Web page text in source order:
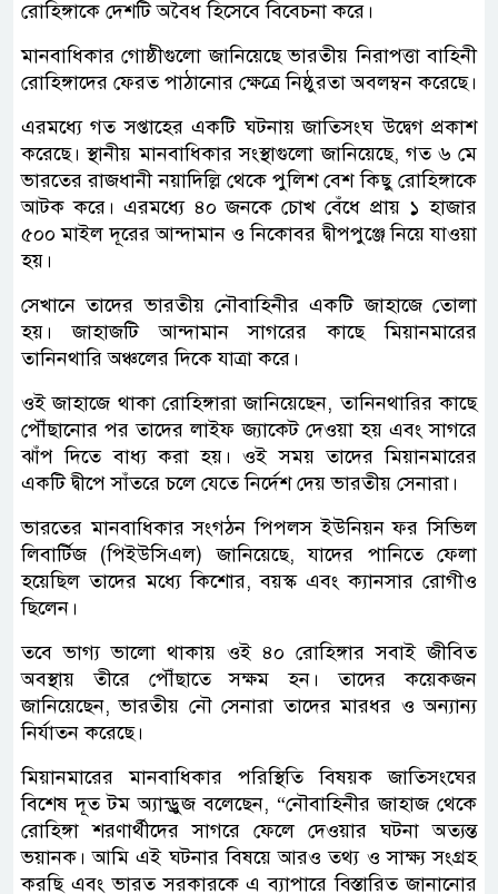
রোহিঙ্গাকে দেশটি অবৈধ হিসেবে বিবেচনা করে।
মানবাধিকার গোষ্ঠীগুলো জানিয়েছে ভারতীয় নিরাপত্তা বাহিনী
রোহিঙ্গাদের ফেরত পাঠানোর ক্ষেত্রে নিষ্ঠুরতা অবলম্বন করেছে।
এরমধ্যে গত সপ্তাহের একটি ঘটনায় জাতিসংঘ উদ্বেগ প্রকাশ
করেছে। স্থানীয় মানবাধিকার সংস্থাগুলো জানিয়েছে, গত ৬ মে
ভারতের রাজধানী নয়াদিল্লি থেকে পুলিশ বেশ কিছু রোহিঙ্গাকে
আটক করে। এরমধ্যে ৪০ জনকে চোখ বেঁধে প্রায় ১ হাজার
৫০০ মাইল দূরের আন্দামান ও নিকোবর দ্বীপপুঞ্জে নিয়ে যাওয়া
হয়।
সেখানে তাদের ভারতীয় নৌবাহিনীর একটি জাহাজে তোলা
হয়। জাহাজটি আন্দামান সাগরের কাছে মিয়ানমারের
তানিনথারি অঞ্চলের দিকে যাত্রা করে।
ওই জাহাজে থাকা রোহিঙ্গারা জানিয়েছেন, তানিনথারির কাছে
পৌঁছানোর পর তাদের লাইফ জ্যাকেট দেওয়া হয় এবং সাগরে
ঝাঁপ দিতে বাধ্য করা হয়। ওই সময় তাদের মিয়ানমারের
একটি দ্বীপে সাঁতরে চলে যেতে নির্দেশ দেয় ভারতীয় সেনারা।
ভারতের মানবাধিকার সংগঠন পিপলস ইউনিয়ন ফর সিভিল
লিবার্টিজ (পিইউসিএল) জানিয়েছে, যাদের পানিতে ফেলা
হয়েছিল তাদের মধ্যে কিশোর, বয়স্ক এবং ক্যানসার রোগীও
ছিলেন।
তবে ভাগ্য ভালো থাকায় ওই ৪০ রোহিঙ্গার সবাই জীবিত
অবস্থায় তীরে পৌঁছাতে সক্ষম হন। তাদের কয়েকজন
জানিয়েছেন, ভারতীয় নৌ সেনারা তাদের মারধর ও অন্যান্য
নির্যাতন করেছে।
মিয়ানমারের মানবাধিকার পরিস্থিতি বিষয়ক জাতিসংঘের
বিশেষ দূত টম অ্যান্ড্রুজ বলেছেন, “নৌবাহিনীর জাহাজ থেকে
রোহিঙ্গা শরণার্থীদের সাগরে ফেলে দেওয়ার ঘটনা অত্যন্ত
ভয়ানক। আমি এই ঘটনার বিষয়ে আরও তথ্য ও সাক্ষ্য সংগ্রহ
করছি এবং ভারত সরকারকে এ ব্যাপারে বিস্তারিত জানানোর